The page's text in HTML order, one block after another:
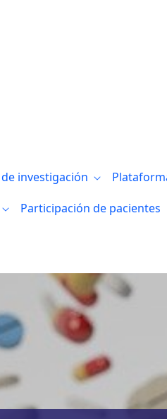
investigación
Participación de pacientes